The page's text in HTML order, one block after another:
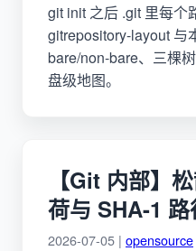
git init 之后 .git 里每个
gitrepository-layout 与
bare/non-bare、三棵
盘级地图。
【Git 内部】
荷与 SHA-1 路
2026-07-05 | opensource